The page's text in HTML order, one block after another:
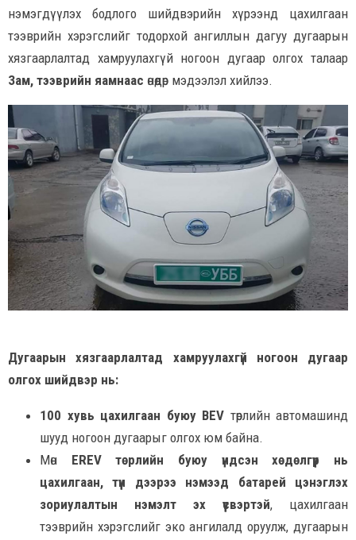
нэмэгдүүлэх бодлого шийдвэрийн хүрээнд цахилгаан
тээврийн хэрэгслийг тодорхой ангиллын дагуу дугаарын
хязгаарлалтад хамруулахгүй ногоон дугаар олгох талаар
Зам, тээврийн яамнаас өнөөдөр мэдээлэл хийлээ.
Дугаарын хязгаарлалтад хамруулахгүй ногоон дугаар
олгох шийдвэр нь:
100 хувь цахилгаан буюу BEV төрлийн автомашинд
шууд ногоон дугаарыг олгох юм байна.
Мөн EREV төрлийн буюу үндсэн хөдөлгүүр нь
цахилгаан, түүн дээрээ нэмээд батарей цэнэглэх
зориулалтын нэмэлт эх үүсвэртэй, цахилгаан
тээврийн хэрэгслийг эко ангилалд оруулж, дугаарын